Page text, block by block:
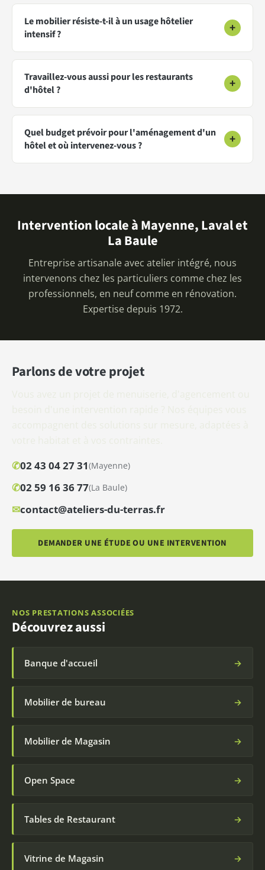
Le mobilier résiste-t-il à un usage hôtelier
intensif ?
+
Travaillez-vous aussi pour les restaurants
d'hôtel ?
+
Quel budget prévoir pour l'aménagement d'un
hôtel et où intervenez-vous ?
+
Intervention locale à Mayenne, Laval et
La Baule
Entreprise artisanale avec atelier intégré, nous
intervenons chez les particuliers comme chez les
professionnels, en neuf comme en rénovation.
Expertise depuis 1972.
Parlons de votre projet
✆02 43 04 27 31(Mayenne)
✆02 59 16 36 77(La Baule)
✉contact@ateliers-du-terras.fr
DEMANDER UNE ÉTUDE OU UNE INTERVENTION
NOS PRESTATIONS ASSOCIÉES
Découvrez aussi
Banque d'accueil →
Mobilier de bureau →
Mobilier de Magasin →
Open Space →
Tables de Restaurant →
Vitrine de Magasin →